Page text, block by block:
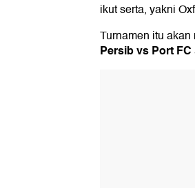
ikut serta, yakni
Turnamen itu
Persib vs Port FC